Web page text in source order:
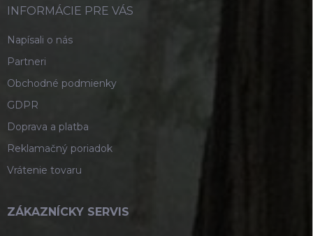
INFORMÁCIE PRE VÁS
Napísali o nás
Partneri
Obchodné podmienky
GDPR
Doprava a platba
Reklamačný poriadok
Vrátenie tovaru
ZÁKAZNÍCKY SERVIS